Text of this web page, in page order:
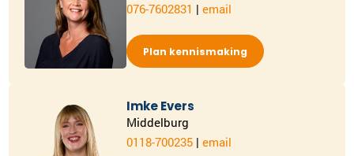
076-7602831 | email
Plan kennismaking
Imke Evers
Middelburg
0118-700235| email